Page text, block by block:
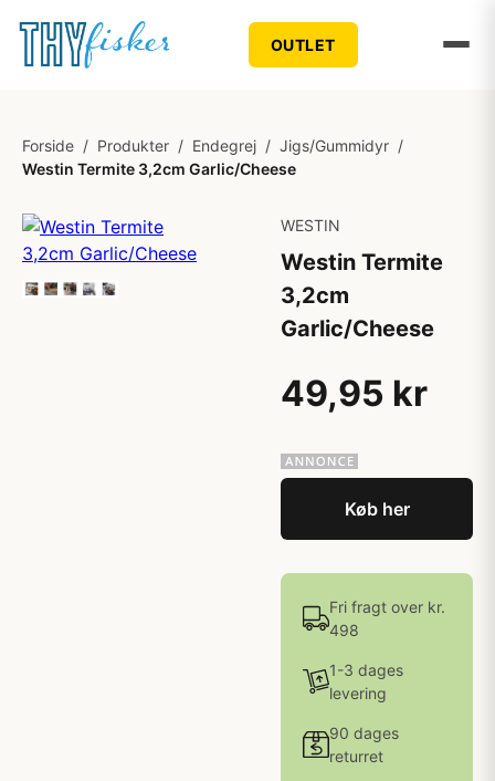
OUTLET
Forside / Produkter / Endegrej / Jigs/Gummidyr /
Westin Termite 3,2cm Garlic/Cheese
WESTIN
Westin Termite
3,2cm
Garlic/Cheese
49,95 kr
Køb her
Fri fragt over kr.
498
1-3 dages
levering
90 dages
returret